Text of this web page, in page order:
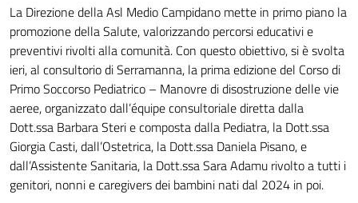
La Direzione della Asl Medio Campidano mette in primo piano la
promozione della Salute, valorizzando percorsi educativi e
preventivi rivolti alla comunità. Con questo obiettivo, si è svolta
ieri, al consultorio di Serramanna, la prima edizione del Corso di
Primo Soccorso Pediatrico – Manovre di disostruzione delle vie
aeree, organizzato dall’équipe consultoriale diretta dalla
Dott.ssa Barbara Steri e composta dalla Pediatra, la Dott.ssa
Giorgia Casti, dall’Ostetrica, la Dott.ssa Daniela Pisano, e
dall’Assistente Sanitaria, la Dott.ssa Sara Adamu rivolto a tutti i
genitori, nonni e caregivers dei bambini nati dal 2024 in poi.